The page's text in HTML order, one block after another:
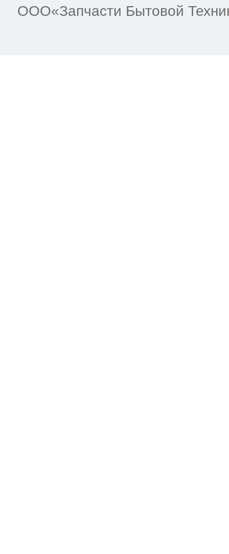
ООО«Запчасти Бытовой